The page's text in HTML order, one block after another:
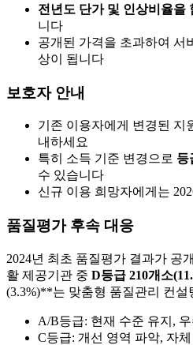
전년도 단가 및 인상비율을
니다
공개된 가격을 초과하여 서
상이 됩니다
보호자 안내
기존 이용자에게 변경된 지
내하세요
특히 소득 기준 변경으로 등
수 있습니다
신규 이용 희망자에게는
품질평가 후속 대응
2024년 최초 품질평가 결과가 공
활 제공기관 중 D등급 210개소
(3.3%)**는 맞춤형 품질관리 컨설
A/B등급: 현재 수준 유지,
C등급: 개선 영역 파악, 자체